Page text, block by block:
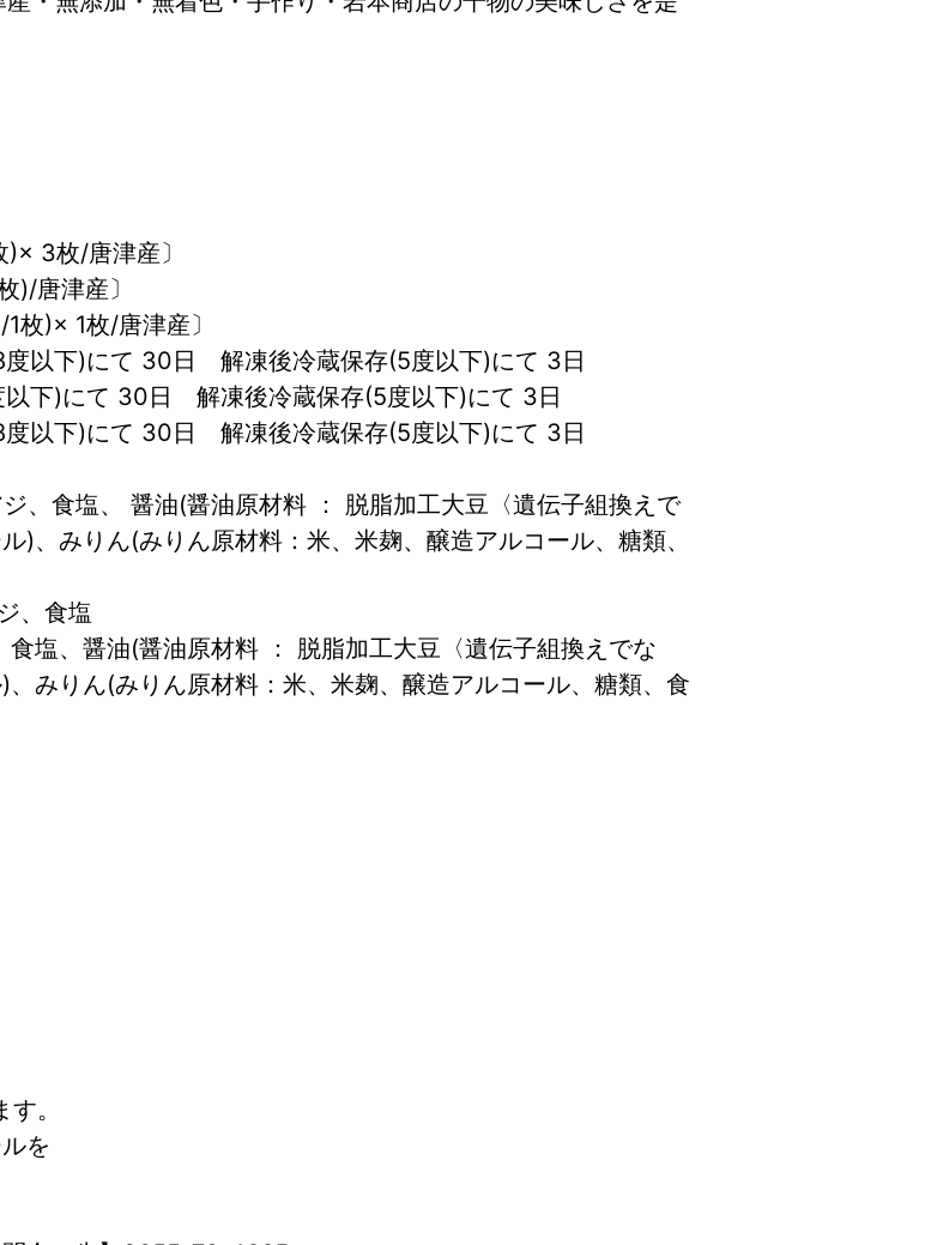
3枚/唐津産〕
)/唐津産〕
枚)× 1枚/唐津産〕
以下)にて 30日　解凍後冷蔵保存(5度以下)にて 3日
下)にて 30日　解凍後冷蔵保存(5度以下)にて 3日
以下)にて 30日　解凍後冷蔵保存(5度以下)にて 3日
、食塩、 醤油(醤油原材料 ： 脱脂加工大豆〈遺伝子組換えで
)、みりん(みりん原材料：米、米麹、醸造アルコール、糖類、
、食塩
塩、醤油(醤油原材料 ： 脱脂加工大豆〈遺伝子組換えでな
みりん(みりん原材料：米、米麹、醸造アルコール、糖類、食
。
を